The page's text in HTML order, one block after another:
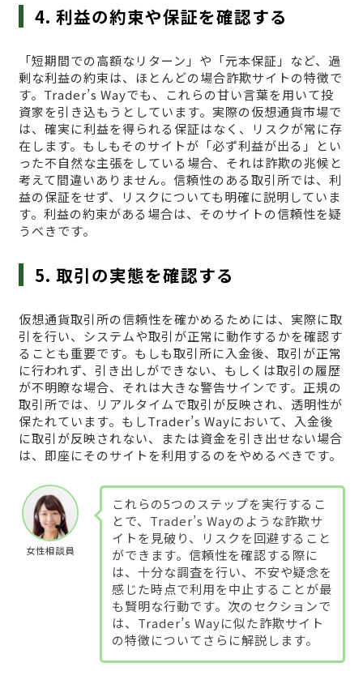
4. 利益の約束や保証を確認する
「短期間での高額なリターン」や「元本保証」など、過
剰な利益の約束は、ほとんどの場合詐欺サイトの特徴で
す。Trader’s Wayでも、これらの甘い言葉を用いて投
資家を引き込もうとしています。実際の仮想通貨市場で
は、確実に利益を得られる保証はなく、リスクが常に存
在します。もしもそのサイトが「必ず利益が出る」とい
った不自然な主張をしている場合、それは詐欺の兆候と
考えて間違いありません。信頼性のある取引所では、利
益の保証をせず、リスクについても明確に説明していま
す。利益の約束がある場合は、そのサイトの信頼性を疑
うべきです。
5. 取引の実態を確認する
仮想通貨取引所の信頼性を確かめるためには、実際に取
引を行い、システムや取引が正常に動作するかを確認す
ることも重要です。もしも取引所に入金後、取引が正常
に行われず、引き出しができない、もしくは取引の履歴
が不明瞭な場合、それは大きな警告サインです。正規の
取引所では、リアルタイムで取引が反映され、透明性が
保たれています。もしTrader’s Wayにおいて、入金後
に取引が反映されない、または資金を引き出せない場合
は、即座にそのサイトを利用するのをやめるべきです。
女性相談員
これらの5つのステップを実行するこ
とで、Trader’s Wayのような詐欺サ
イトを見破り、リスクを回避すること
ができます。信頼性を確認する際に
は、十分な調査を行い、不安や疑念を
感じた時点で利用を中止することが最
も賢明な行動です。次のセクションで
は、Trader’s Wayに似た詐欺サイト
の特徴についてさらに解説します。